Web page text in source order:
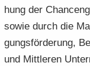
hung der
sowie durch die
gungs­för­de­rung,
und Mitt­le­ren